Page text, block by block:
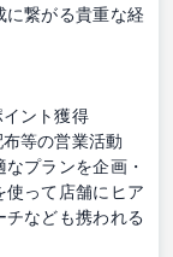
に繋がる貴重な経
イント獲得
等の営業活動
プランを企画・
使って店舗にヒア
チなども携われる